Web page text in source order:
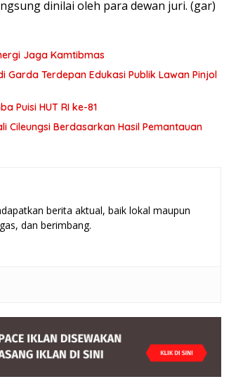
dinilai oleh para dewan juri. (gar)
Jaga Kamtibmas
Garda Terdepan Edukasi Publik Lawan Pinjol
Puisi HUT RI ke-81
Cileungsi Berdasarkan Hasil Pemantauan
berita aktual, baik lokal maupun
dan berimbang.